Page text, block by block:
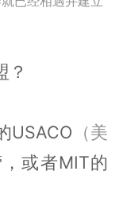
？
USACO （美
或者MIT的